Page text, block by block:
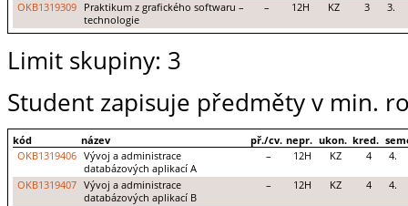
OKB1319309
Praktikum z grafického softwaru –
technologie
– 12H KZ 3 3.
Limit skupiny: 3
Student zapisuje předměty v min.
kód název př./cv. nepr. ukon. kred.
OKB1319406 Vývoj a administrace
databázových aplikací A
– 12H KZ 4 4.
OKB1319407 Vývoj a administrace
databázových aplikací B
– 12H KZ 4 4.